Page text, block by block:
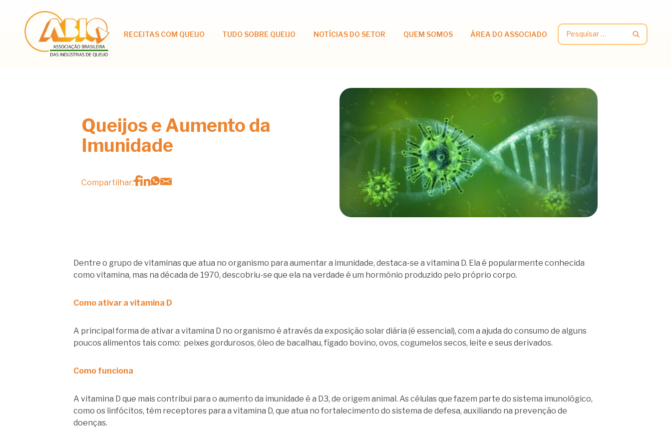
RECEITAS COM QUEIJO TUDO SOBRE QUEIJO NOTÍCIAS DO SETOR QUEM SOMOS ÁREA DO ASSOCIADO
Pesquisar
por:
Queijos e Aumento da
Imunidade
Compartilhar:
Dentre o grupo de vitaminas que atua no organismo para aumentar a imunidade, destaca-se a vitamina D. Ela é popularmente conhecida
como vitamina, mas na década de 1970, descobriu-se que ela na verdade é um hormônio produzido pelo próprio corpo.
Como ativar a vitamina D
A principal forma de ativar a vitamina D no organismo é através da exposição solar diária (é essencial), com a ajuda do consumo de alguns
poucos alimentos tais como: peixes gordurosos, óleo de bacalhau, fígado bovino, ovos, cogumelos secos, leite e seus derivados.
Como funciona
A vitamina D que mais contribui para o aumento da imunidade é a D3, de origem animal. As células que fazem parte do sistema imunológico,
como os linfócitos, têm receptores para a vitamina D, que atua no fortalecimento do sistema de defesa, auxiliando na prevenção de
doenças.